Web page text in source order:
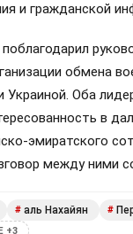
и гражданской
обмена
Оба
в
эмиратского
между ними
# аль Нахайян #
+3